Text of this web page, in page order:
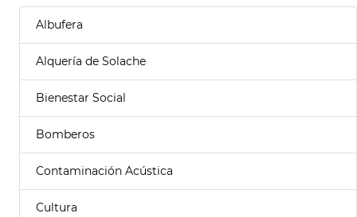
Albufera
Alquería de Solache
Bienestar Social
Bomberos
Contaminación Acústica
Cultura